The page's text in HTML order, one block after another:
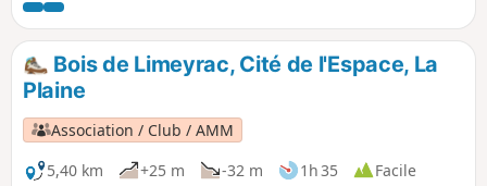
qui se cache au cœur de la ville. La Garonne l'irrigue. Les
meilleurs de nos sportifs y viennent pour décrocher des
médailles...
Bois de Limeyrac, Cité de l'Espace, La
Plaine
Association / Club / AMM
5,40 km
+25 m -32 m 1h 35
Facile